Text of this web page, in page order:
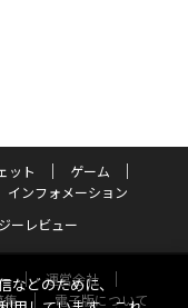
ット
ゲーム
インフォメーション
ーレビュー
運営会社
集
電子版について
などのために、